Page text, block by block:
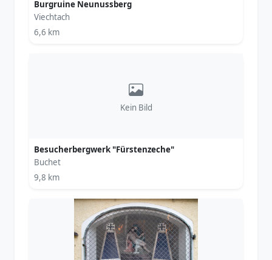
Burgruine Neunussberg
Viechtach
6,6 km
Kein Bild
Besucherbergwerk "Fürstenzeche"
Buchet
9,8 km